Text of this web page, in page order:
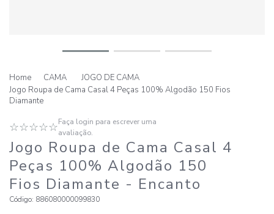
CAMA
JOGO DE CAMA
Jogo Roupa de Cama Casal 4 Peças 100% Algodão 150 Fios
Diamante
☆☆☆☆☆Faça login para escrever uma
avaliação.
Jogo Roupa de Cama Casal 4
Peças 100% Algodão 150
Fios Diamante - Encanto
Código: 886080000099830